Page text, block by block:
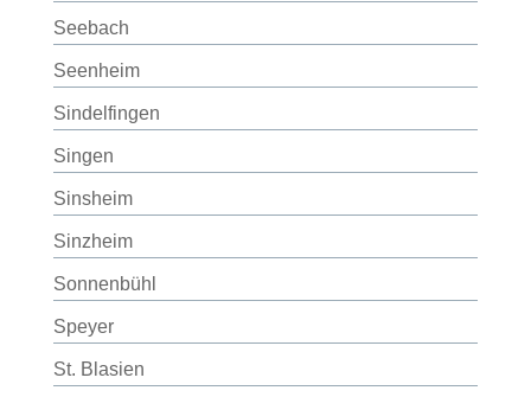
Seebach
Seenheim
Sindelfingen
Singen
Sinsheim
Sinzheim
Sonnenbühl
Speyer
St. Blasien